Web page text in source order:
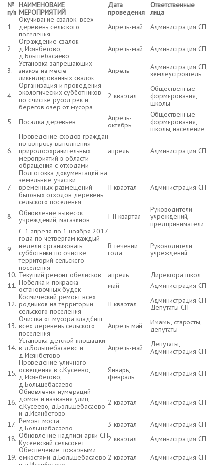
№
п/п
НАИМЕНОВАИЕ
МЕРОПРИЯТИЙ
Дата
проведения
Ответственные
лица
1
Окучивание свалок всех
деревень сельского
поселения
Апрель-май Администрация СП
2
Ограждение свалок
д.Исянбетово,
д.Боьшебасаево
Апрель-май Администрация СП
3.
Установка запрещающих
знаков на месте
ликвидированных свалок
Апрель
Администрация СП,
землеустроитель
4.
Организация и проведения
экологических субботников
по очистке русол рек и
берегов озер от мусора
2 квартал
Общественные
формирования,
школы
5 Посадка деревьев
Апрель-
октябрь
Общественные
формирования,
школы, население
6.
Проведение сходов граждан
по вопросу выполнения
природоохранительных
мероприятий в области
обращения с отходами
апрель Администрация СП
7.
Подготовка документаций на
земельные участки
временных размещений
бытовых отходов деревень
сельского поселения
II квартал Администрация СП
8.
Обновление вывесок
учреждений, магазинов
I-II квартал
Руководители
учреждений,
предприниматели
9.
С 1 апреля по 1 ноября 2017
года по четвергам каждый
недели организовать
субботники по очистке
территорий сельского
поселения
В течении
года
Руководители
учреждений
10. Текущий ремонт обелисков апрель
Директора школ
11. Побелка и покраска
остановочных будок
май Администрация СП
12.
Космический ремонт всех
родников на территории
сельского поселения
II квартал
Администрация СП
Депутаты СП
13.
Очистка от мусора кладбищ
всех деревень сельского
поселения
Апрель май
Имамы, старосты,
депутаты
14.
Установка детской площадки
в д.Большебасаево и
д.Исянбетово
Апрель-май
Депутаты,
Администрация СП
15.
Проведение уличного
освещения в с.Кусеево,
д.Исянбетово,
д.Большебасаево
Январь,
февраль
Администрация СП
16.
Обновления нумераций
домов и названия улиц
с.Кусеево, д.Большебасаево
и д.Исянбетово
2 квартал Администрация СП
17. Ремонт моста
д.Большебасаево
3 квартал
Администрация СП
18. Обновление надписи арки СП
Кусеевский сельсовет
2 квартал Администрация СП
19.
Обеспечение пожарными
емкостями д.Большебасаево 2 квартал Администрация СП